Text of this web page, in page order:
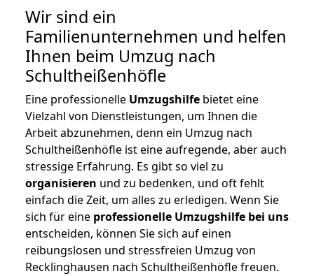
Wir sind ein
Familienunternehmen und helfen
Ihnen beim Umzug nach
Schultheißenhöfle
Eine professionelle Umzugshilfe bietet eine
Vielzahl von Dienstleistungen, um Ihnen die
Arbeit abzunehmen, denn ein Umzug nach
Schultheißenhöfle ist eine aufregende, aber auch
stressige Erfahrung. Es gibt so viel zu
organisieren und zu bedenken, und oft fehlt
einfach die Zeit, um alles zu erledigen. Wenn Sie
sich für eine professionelle Umzugshilfe bei uns
entscheiden, können Sie sich auf einen
reibungslosen und stressfreien Umzug von
Recklinghausen nach Schultheißenhöfle freuen.